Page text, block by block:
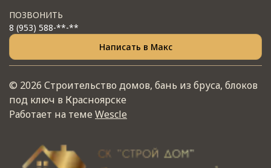
ПОЗВОНИТЬ
8 (953) 588-**-**
Написать в Макс
© 2026 Строительство домов, бань из бруса, блоков
под ключ в Красноярске
Работает на темеWescle